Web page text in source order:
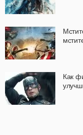
Как